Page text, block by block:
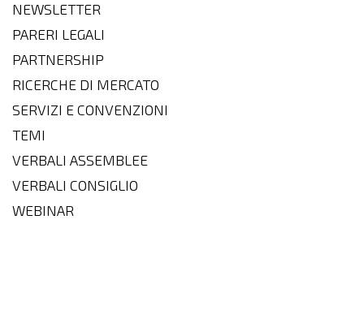
NEWSLETTER
PARERI LEGALI
PARTNERSHIP
RICERCHE DI MERCATO
SERVIZI E CONVENZIONI
TEMI
VERBALI ASSEMBLEE
VERBALI CONSIGLIO
WEBINAR